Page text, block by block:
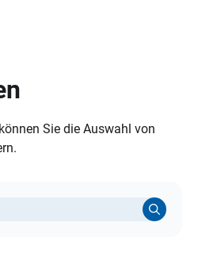
Sie die Auswahl von